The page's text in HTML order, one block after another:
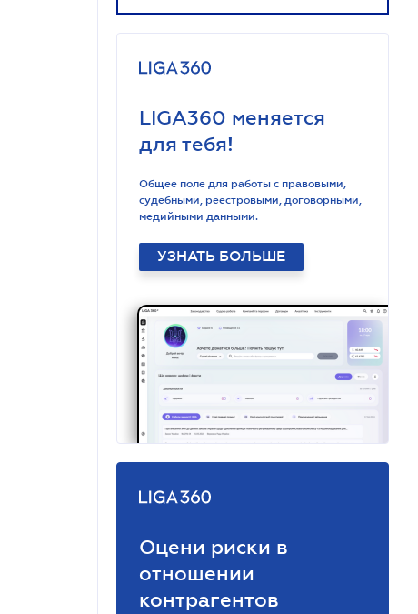
LIGA360 меняется
для тебя!
Общее поле для работы с правовыми,
судебными, реестровыми, договорными,
медийными данными.
УЗНАТЬ БОЛЬШЕ
Оцени риски в
отношении
контрагентов